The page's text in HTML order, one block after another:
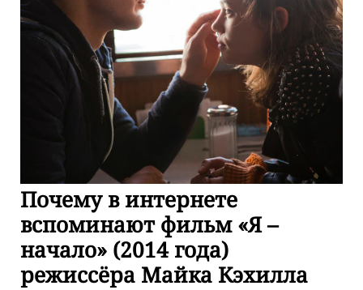
Почему в интернете
вспоминают фильм «Я –
начало» (2014 года)
режиссёра Майка Кэхилла